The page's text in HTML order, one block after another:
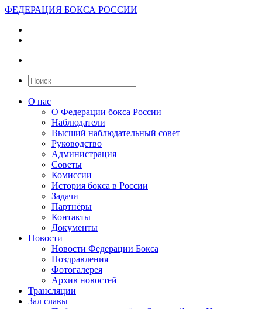
ФЕДЕРАЦИЯ БОКСА РОССИИ
О нас
О Федерации бокса России
Наблюдатели
Высший наблюдательный совет
Руководство
Администрация
Советы
Комиссии
История бокса в России
Задачи
Партнёры
Контакты
Документы
Новости
Новости Федерации Бокса
Поздравления
Фотогалерея
Архив новостей
Трансляции
Зал славы